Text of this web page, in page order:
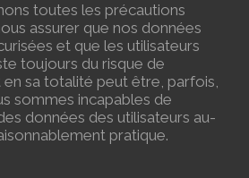
toutes les précautions
assurer que nos données
et que les utilisateurs
toujours du risque de
en sa totalité peut être, parfois,
sommes incapables de
données des utilisateurs au-
pratique.